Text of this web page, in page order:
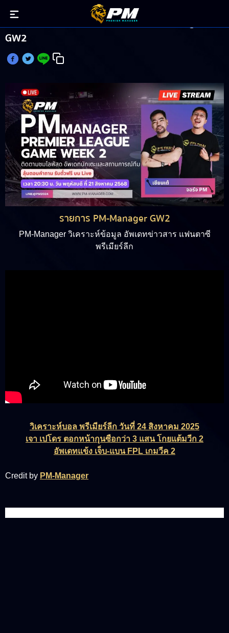
วิเคราะห์บอล แฟนตาซี พรีเมียร์ลีก PM-Manager
GW2
รายการ PM-Manager GW2
PM-Manager วิเคราะห์ข้อมูล อัพเดทข่าวสาร แฟนตาซี
พรีเมียร์ลีก
วิเคราะห์บอล พรีเมียร์ลีก วันที่ 24 สิงหาคม 2025
เจา เปโดร ตอกหน้ากุนซือกว่า 3 แสน โกยแต้มวีก 2
อัพเดทแข้ง เจ็บ-แบน FPL เกมวีค 2
Credit by PM-Manager